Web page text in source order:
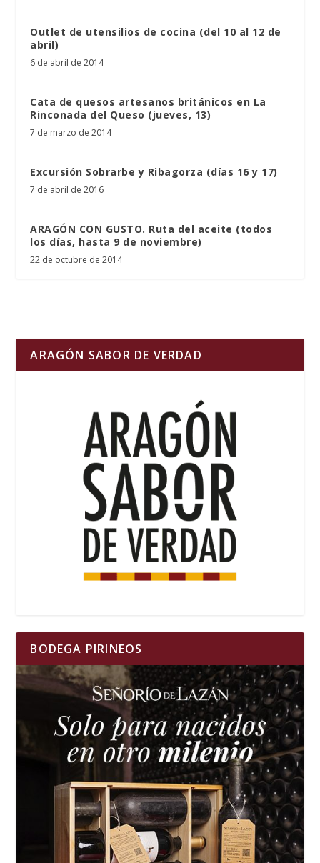
Outlet de utensilios de cocina (del 10 al 12 de
abril)
6 de abril de 2014
Cata de quesos artesanos británicos en La
Rinconada del Queso (jueves, 13)
7 de marzo de 2014
Excursión Sobrarbe y Ribagorza (días 16 y 17)
7 de abril de 2016
ARAGÓN CON GUSTO. Ruta del aceite (todos
los días, hasta 9 de noviembre)
22 de octubre de 2014
ARAGÓN SABOR DE VERDAD
BODEGA PIRINEOS